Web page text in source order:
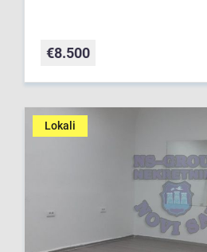
€8.500
Lokali